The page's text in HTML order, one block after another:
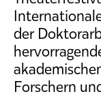
der
Forschern